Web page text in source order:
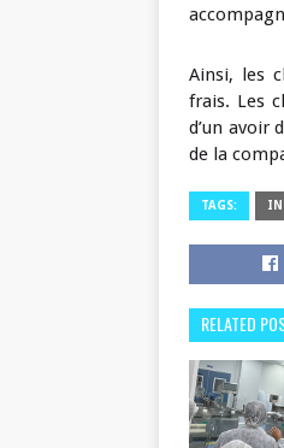
Ainsi, les
frais. Les
d’un avoir
de la
TAGS:
RELATED